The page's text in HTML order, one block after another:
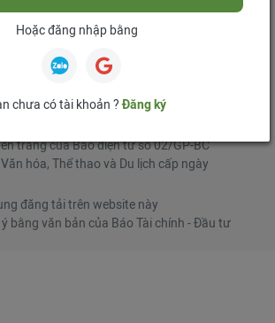
Ngô Chí Tùng Lê Trọng Minh
trang của Báo điện tử số 02/GP-BC
hóa, Thể thao và Du lịch cấp ngày
đăng tải trên website này
bằng văn bản của Báo Tài chính - Đầu tư
Hoặc đăng nhập bằng
chưa có tài khoản ?Đăng ký